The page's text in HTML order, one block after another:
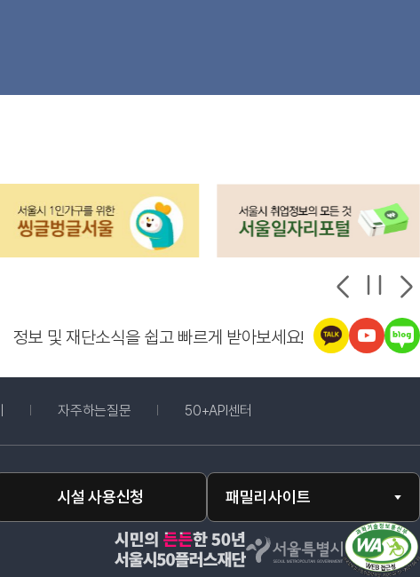
정보 및 재단소식을 쉽고 빠르게 받아보세요!
새창 열림 자주하는질문 50+API센터
시설 사용신청 패밀리사이트